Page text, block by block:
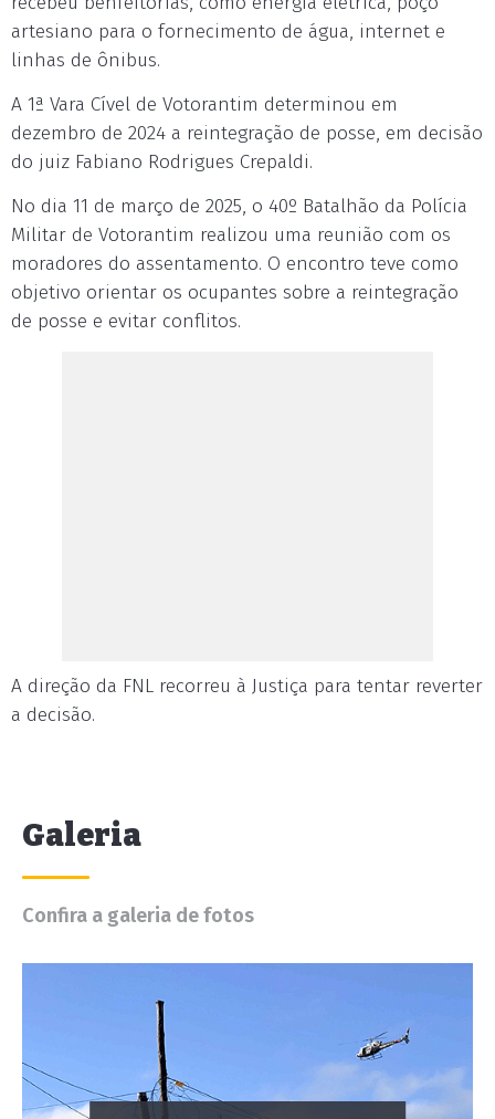
artesiano para o fornecimento de água, internet e
linhas de ônibus.
A 1ª Vara Cível de Votorantim determinou em
dezembro de 2024 a reintegração de posse, em decisão
do juiz Fabiano Rodrigues Crepaldi.
No dia 11 de março de 2025, o 40º Batalhão da Polícia
Militar de Votorantim realizou uma reunião com os
moradores do assentamento. O encontro teve como
objetivo orientar os ocupantes sobre a reintegração
de posse e evitar conflitos.
A direção da FNL recorreu à Justiça para tentar reverter
a decisão.
Galeria
Confira a galeria de fotos